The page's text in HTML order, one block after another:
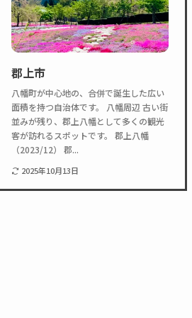
郡上市
八幡町が中心地の、合併で誕生した広い
面積を持つ自治体です。 八幡周辺 古い街
並みが残り、郡上八幡として多くの観光
客が訪れるスポットです。 郡上八幡
（2023/12） 郡...
2025年10月13日